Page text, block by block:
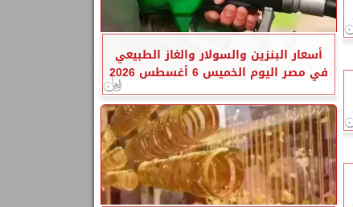
أسعار البنزين والسولار والغاز الطبيعي
في مصر اليوم الخميس 6 أغسطس 2026